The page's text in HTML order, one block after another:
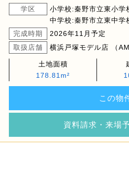
学区
小学校:秦野市立東小学
中学校:秦野市立東中学
完成時期
2026年11月予定
取扱店舗
横浜戸塚モデル店 （
土地面積
178.81m²
この物
資料請求・来場